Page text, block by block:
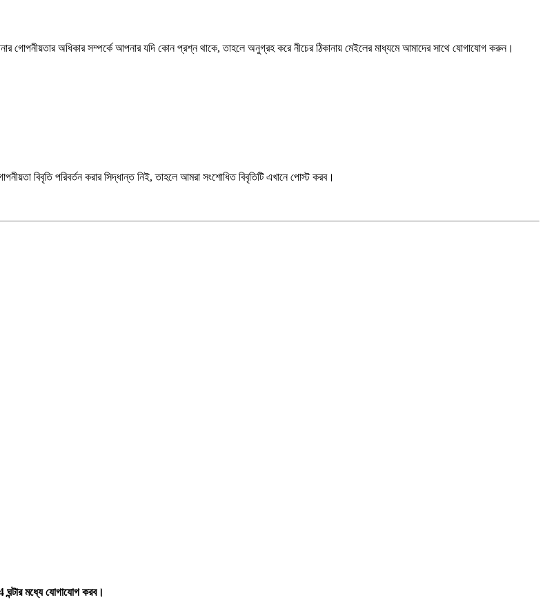
অধিকার সম্পর্কে আপনার যদি কোন প্রশ্ন থাকে, তাহলে অনুগ্রহ করে নীচের ঠিকানায় মেইলের মাধ্যমে আমাদের সাথে যোগাযোগ করুন।
বিবৃতি পরিবর্তন করার সিদ্ধান্ত নিই, তাহলে আমরা সংশোধিত বিবৃতিটি এখানে পোস্ট করব।
মধ্যে যোগাযোগ করব।